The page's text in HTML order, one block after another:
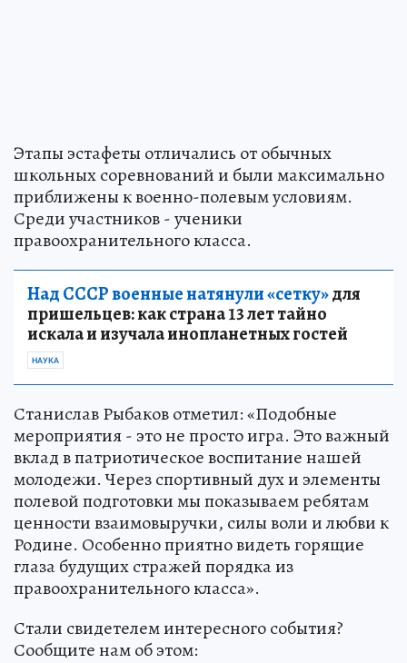
Этапы эстафеты отличались от обычных
школьных соревнований и были максимально
приближены к военно-полевым условиям.
Среди участников - ученики
правоохранительного класса.
Над СССР военные натянули «сетку»для
пришельцев: как страна 13 лет тайно
искала и изучала инопланетных гостей
НАУКА
Станислав Рыбаков отметил: «Подобные
мероприятия - это не просто игра. Это важный
вклад в патриотическое воспитание нашей
молодежи. Через спортивный дух и элементы
полевой подготовки мы показываем ребятам
ценности взаимовыручки, силы воли и любви к
Родине. Особенно приятно видеть горящие
глаза будущих стражей порядка из
правоохранительного класса».
Стали свидетелем интересного события?
Сообщите нам об этом: